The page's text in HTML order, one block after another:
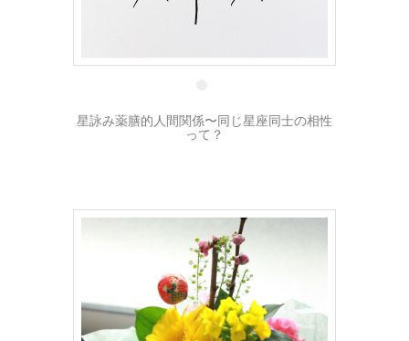
星詠み薬膳的人間関係〜同じ星座同士の相性
って？